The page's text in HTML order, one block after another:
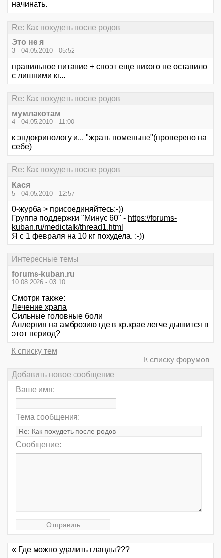
начинать.
Re: Как похудеть после родов
Это не я
3 - 04.05.2010 - 05:52
правильное питание + спорт еще никого не оставило
с лишними кг...
Re: Как похудеть после родов
мумлакотам
4 - 04.05.2010 - 11:00
к эндокринологу и... "жрать поменьше"(проверено на
себе)
Re: Как похудеть после родов
Кася
5 - 04.05.2010 - 12:57
0-журба > присоединяйтесь:-))
Группа поддержки "Минус 60" - https://forums-
kuban.ru/medictalk/thread1.html
Я с 1 февраля на 10 кг похудела. :-))
Интересные темы
forums-kuban.ru
10.08.2026 - 03:10
Смотри также:
Лечение храпа
Сильные головные боли
Аллергия на амброзию где в кр.крае легче дышится в
этот период?
К списку тем
К списку форумов
Добавить новое сообщение
Ваше имя:
Тема сообщения:
Сообщение:
« Где можно удалить гланды???